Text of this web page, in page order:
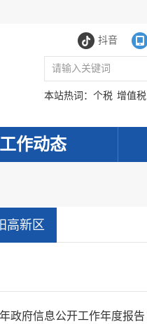
抖音
本站热词： 个税 增值税
工作动态
高新区
政府信息公开工作年度报告